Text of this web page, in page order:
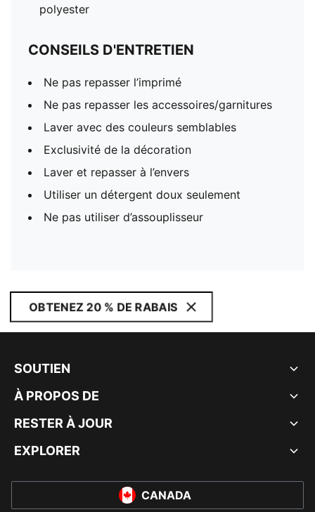
polyester
CONSEILS D'ENTRETIEN
Ne pas repasser l’imprimé
Ne pas repasser les accessoires/garnitures
Laver avec des couleurs semblables
Exclusivité de la décoration
Laver et repasser à l’envers
Utiliser un détergent doux seulement
Ne pas utiliser d’assouplisseur
OBTENEZ 20 % DE RABAIS
SOUTIEN
À PROPOS DE
RESTER À JOUR
EXPLORER
CANADA